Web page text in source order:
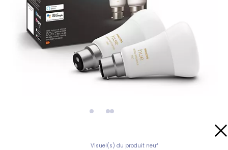
Visuel(s) du produit neuf